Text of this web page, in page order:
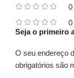
0
0
Seja o primeiro
O seu endereço
obrigatórios são